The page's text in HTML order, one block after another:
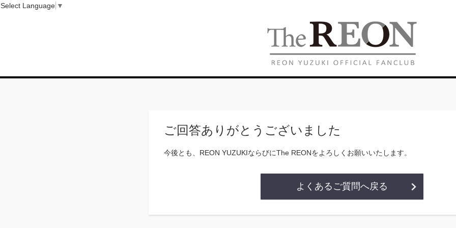
ご回答ありがとうございました
今後とも、REON YUZUKIならびにThe REONをよろしくお願いいたします。
よくあるご質問へ戻る
Select Language ▼